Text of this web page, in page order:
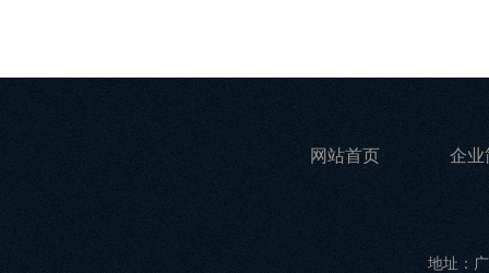
网站首页 企业
地址：